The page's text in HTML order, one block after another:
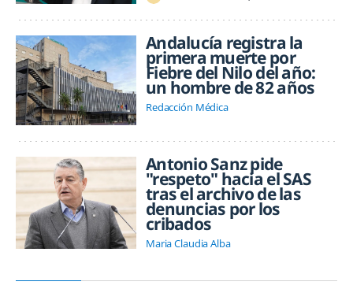
Andalucía registra la
primera muerte por
Fiebre del Nilo del año:
un hombre de 82 años
Redacción Médica
Antonio Sanz pide
"respeto" hacia el SAS
tras el archivo de las
denuncias por los
cribados
Maria Claudia Alba